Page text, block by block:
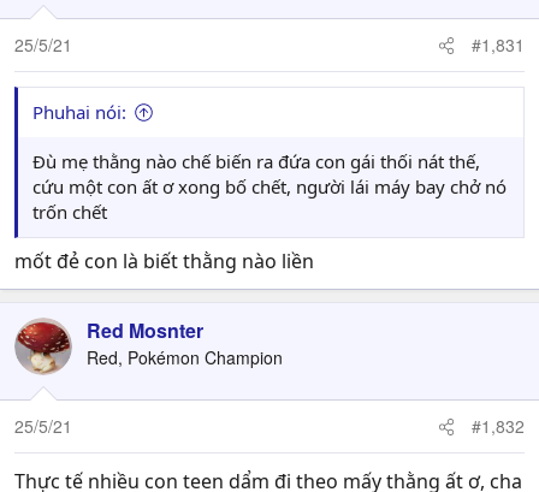
25/5/21 #1,831
Phuhai nói:
Đù mẹ thằng nào chế biến ra đứa con gái thối nát thế,
cứu một con ất ơ xong bố chết, người lái máy bay chở nó
trốn chết
mốt đẻ con là biết thằng nào liền
Red Mosnter
Red, Pokémon Champion
25/5/21 #1,832
Thực tế nhiều con teen dẩm đi theo mấy thằng ất ơ, cha